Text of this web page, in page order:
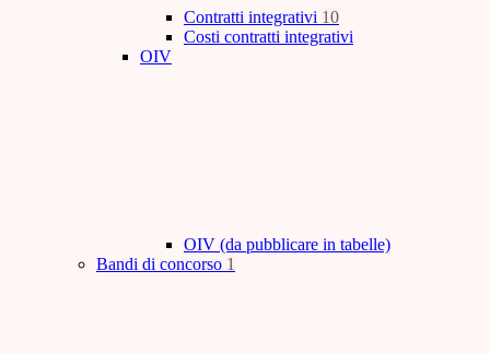
Contratti integrativi 10
Costi contratti integrativi
OIV
OIV (da pubblicare in tabelle)
Bandi di concorso 1